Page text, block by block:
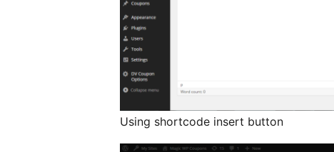
Using shortcode insert button